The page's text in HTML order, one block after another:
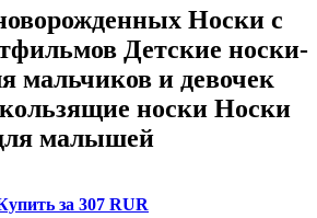
Носки с
Детские носки-
мальчиков и девочек
носки Носки
малышей
за 307 RUR